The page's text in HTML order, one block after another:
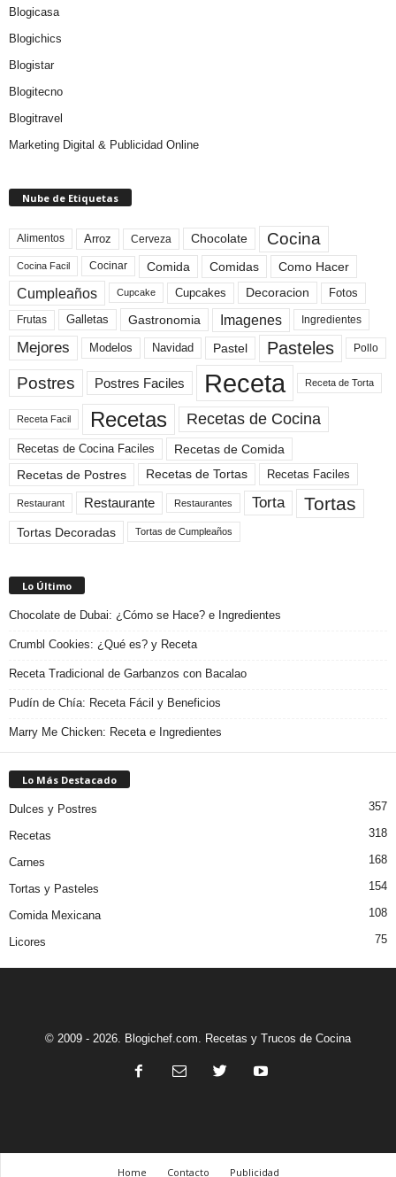
Blogicasa
Blogichics
Blogistar
Blogitecno
Blogitravel
Marketing Digital & Publicidad Online
Nube de Etiquetas
Alimentos Arroz Cerveza Chocolate Cocina
Cocina Facil Cocinar Comida Comidas Como Hacer
Cumpleaños Cupcake Cupcakes Decoracion Fotos
Frutas Galletas Gastronomia Imagenes Ingredientes
Mejores Modelos Navidad Pastel Pasteles Pollo
Postres Postres Faciles Receta Receta de Torta
Receta Facil Recetas Recetas de Cocina
Recetas de Cocina Faciles
Recetas de Comida
Recetas de Postres
Recetas de Tortas Recetas Faciles
Restaurant Restaurante Restaurantes Torta Tortas
Tortas Decoradas Tortas de Cumpleaños
Lo Último
Chocolate de Dubai: ¿Cómo se Hace? e Ingredientes
Crumbl Cookies: ¿Qué es? y Receta
Receta Tradicional de Garbanzos con Bacalao
Pudín de Chía: Receta Fácil y Beneficios
Marry Me Chicken: Receta e Ingredientes
Lo Más Destacado
Dulces y Postres 357
Recetas 318
Carnes 168
Tortas y Pasteles 154
Comida Mexicana 108
Licores 75
© 2009 - 2026. Blogichef.com. Recetas y Trucos de Cocina
Home Contacto Publicidad